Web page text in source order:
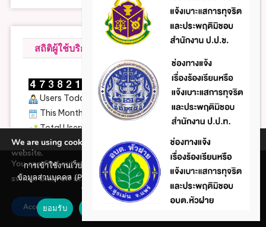
สถิติผู้ใช้บริการ
Users Today : 172
This Month : 1277
Total Users : 205931
Views Today : 425
Theme: News Portal byMystery Themes.
We are using cookies to give you the best experience on our
website.
You can find out more about which cookies we are using or
switch them off in
settings.
Accept
การเข้าใช้งานเว็บไซต์แห่งนี้ถือว่าท่านรับทราบใน นโยบายคุ้มครอง
ข้อมูลส่วนบุคคล (Privacy policy) และ นโยบายคุกกี้ (Cookie policy)
ที่ทางหน่วยงานได้จัดทำขึ้นแล้ว
ยอมรับ